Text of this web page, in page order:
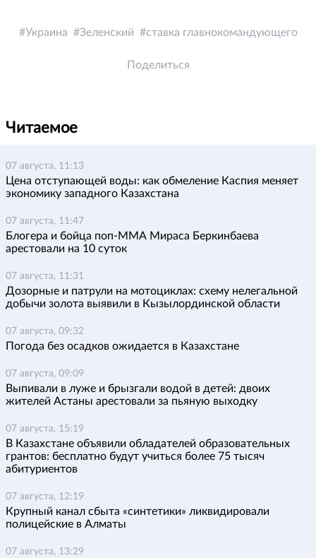
Украина Зеленский ставка главнокомандующего
Поделиться
Читаемое
07 августа, 11:13
Цена отступающей воды: как обмеление Каспия меняет
экономику западного Казахстана
07 августа, 11:47
Блогера и бойца поп-ММА Мираса Беркинбаева
арестовали на 10 суток
07 августа, 11:31
Дозорные и патрули на мотоциклах: схему нелегальной
добычи золота выявили в Кызылординской области
07 августа, 09:32
Погода без осадков ожидается в Казахстане
07 августа, 09:09
Выпивали в луже и брызгали водой в детей: двоих
жителей Астаны арестовали за пьяную выходку
07 августа, 15:19
В Казахстане объявили обладателей образовательных
грантов: бесплатно будут учиться более 75 тысяч
абитуриентов
07 августа, 12:19
Крупный канал сбыта «синтетики» ликвидировали
полицейские в Алматы
07 августа, 13:29